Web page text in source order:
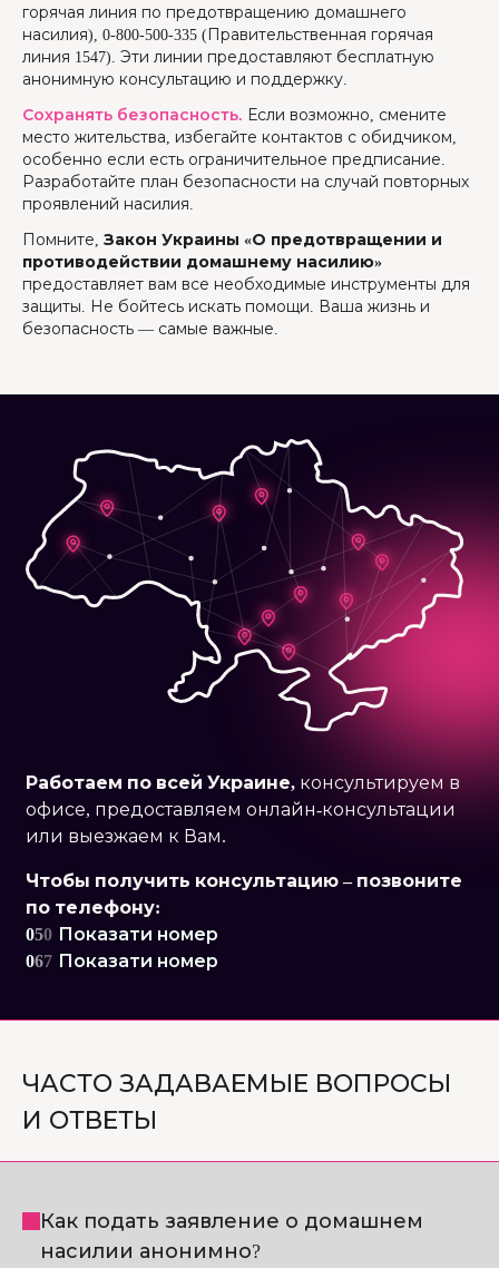
горячая линия по предотвращению домашнего
насилия), 0-800-500-335 (Правительственная горячая
линия 1547). Эти линии предоставляют бесплатную
анонимную консультацию и поддержку.
Сохранять безопасность. Если возможно, смените
место жительства, избегайте контактов с обидчиком,
особенно если есть ограничительное предписание.
Разработайте план безопасности на случай повторных
проявлений насилия.
Помните, Закон Украины «О предотвращении и
противодействии домашнему насилию»
предоставляет вам все необходимые инструменты для
защиты. Не бойтесь искать помощи. Ваша жизнь и
безопасность — самые важные.
Работаем по всей Украине, консультируем в
офисе, предоставляем онлайн-консультации
или выезжаем к Вам.
Чтобы получить консультацию – позвоните
по телефону:
050 Показати номер
067 Показати номер
ЧАСТО ЗАДАВАЕМЫЕ ВОПРОСЫ
И ОТВЕТЫ
Как подать заявление о домашнем
насилии анонимно?